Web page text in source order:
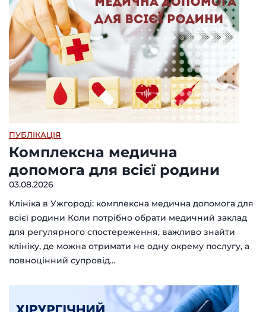
ПУБЛІКАЦІЯ
Комплексна медична
допомога для всієї родини
03.08.2026
Клініка в Ужгороді: комплексна медична допомога для
всієї родини Коли потрібно обрати медичний заклад
для регулярного спостереження, важливо знайти
клініку, де можна отримати не одну окрему послугу, а
повноцінний супровід…